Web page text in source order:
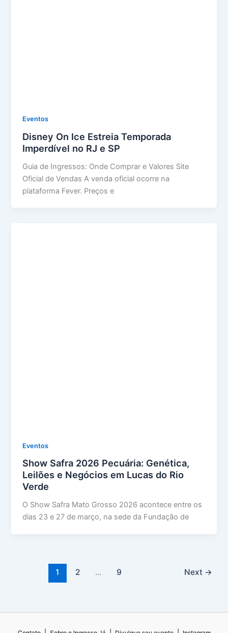
Eventos
Disney On Ice Estreia Temporada
Imperdível no RJ e SP
Guia de Ingressos: Onde Comprar e Valores Site
Oficial de Vendas A venda oficial ocorre na
plataforma Fever. Preços e
Eventos
Show Safra 2026 Pecuária: Genética,
Leilões e Negócios em Lucas do Rio
Verde
O Show Safra Mato Grosso 2026 acontece entre os
dias 23 e 27 de março, na sede da Fundação de
1 2 … 9 Next →